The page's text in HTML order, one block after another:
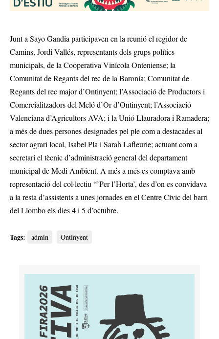
Junt a Sayo Gandia participaven en la reunió el regidor de
Camins, Jordi Vallés, representants dels grups polítics
municipals, de la Cooperativa Vinícola Onteniense; la
Comunitat de Regants del rec de la Baronia; Comunitat de
Regants del rec major d’Ontinyent; l’Associació de Productors i
Comercialitzadors del Meló d’Or d’Ontinyent; l’Associació
Valenciana d’Agricultors AVA; i la Unió Llauradora i Ramadera;
a més de dues persones designades pel ple com a destacades al
sector agrari local, Isabel Pla i Sarah Lafleurie; actuant com a
secretari el tècnic d’administració general del departament
municipal de Medi Ambient. A més a més es comptava amb
representació del col·lectiu “’Per l’Horta’, des d’on es convidava
a la resta d’assistents a unes jornades en el Centre Cívic del barri
del Llombo els dies 4 i 5 d’octubre.
Tags: admin Ontinyent